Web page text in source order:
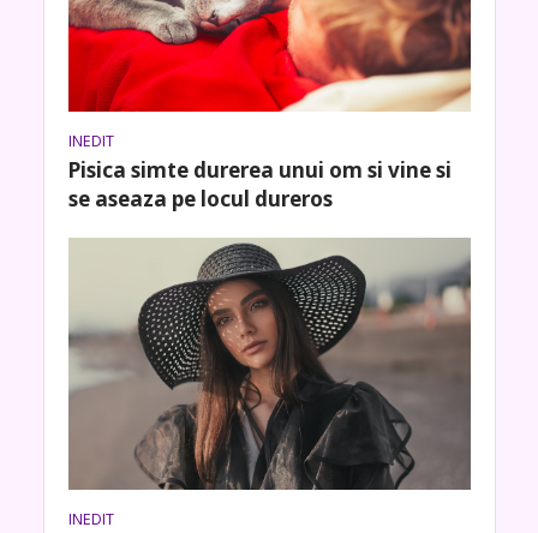
INEDIT
Pisica simte durerea unui om si vine si
se aseaza pe locul dureros
INEDIT